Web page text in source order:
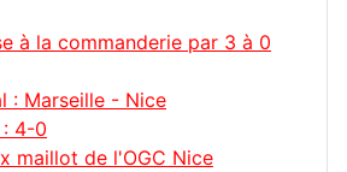
à la commanderie par 3 à 0
: Marseille - Nice
4-0
maillot de l'OGC Nice